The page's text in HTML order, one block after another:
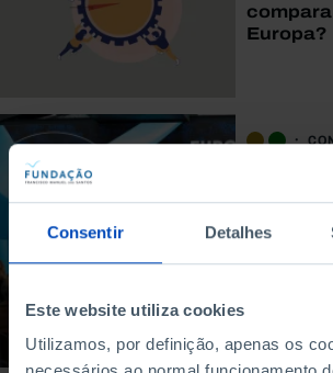
Consentir Detalhes
Este website utiliza cookies
Utilizamos, por definição, apenas os
Europa?
estudo
trilema»
23 MIN